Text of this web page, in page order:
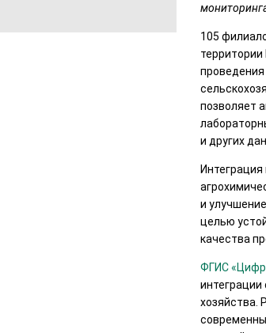
105
проведения
позволяет
и других
и
целью
качества
ФГИС
хозяйства.